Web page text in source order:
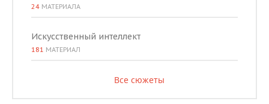
24 МАТЕРИАЛА
Искусственный интеллект
181 МАТЕРИАЛ
Все сюжеты